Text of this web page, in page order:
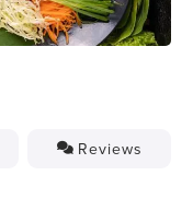
Reviews